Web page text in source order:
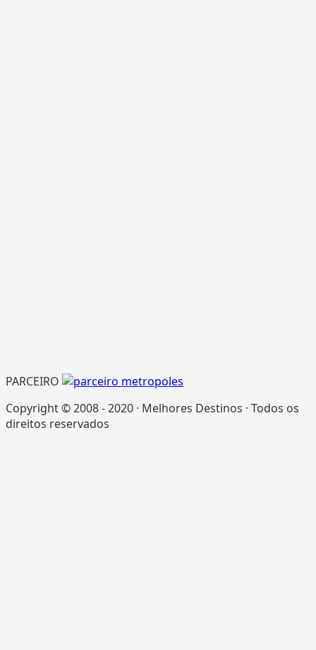
PARCEIRO
Copyright © 2008 - 2020 · Melhores Destinos · Todos os
direitos reservados